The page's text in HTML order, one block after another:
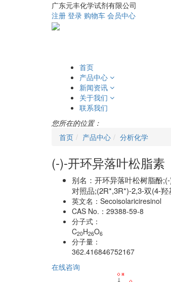
广东元丰化学试剂有限公司
注册 登录 购物车 会员中心
首页
产品中心
新闻资讯
关于我们
联系我们
您所在的位置：
首页
产品中心 分析化学
(-)-开环异落叶松脂素
别名： 开环异落叶松树脂酚
对照品;(2R*,3R*)-2,3-双(4-
英文名： Secoisolariciresinol
CAS No.： 29388-59-8
分子式：
C20H26O6
分子量：
362.416846752167
在线咨询